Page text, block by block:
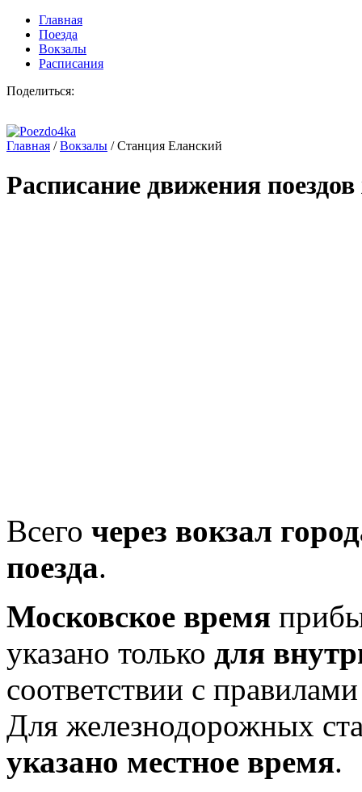
Главная
Поезда
Вокзалы
Расписания
Поделиться:
Главная /Вокзалы /Станция Еланский
Расписание движения
Всего через вокзал
поезда.
Московское время
указано только для
соответствии с
Для железнодорожных
указано местное время.